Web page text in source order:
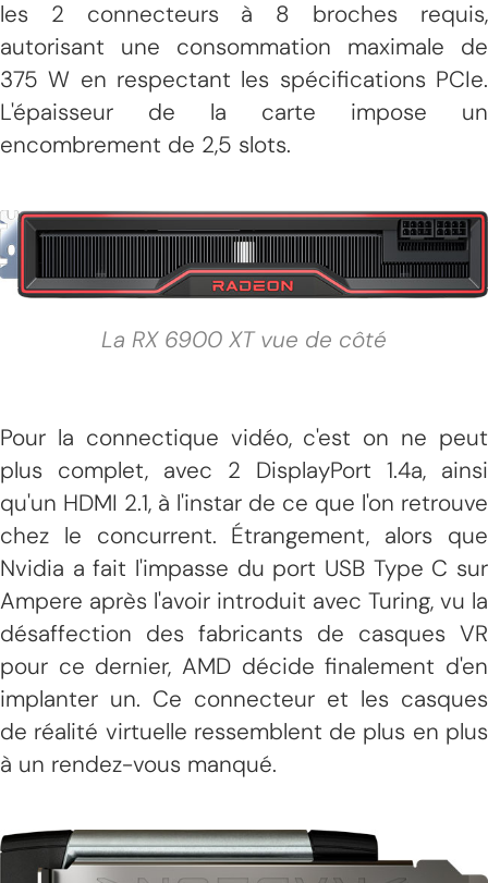
les 2 connecteurs à 8 broches requis,
autorisant une consommation maximale de
375 W en respectant les spécifications PCIe.
L'épaisseur de la carte impose un
encombrement de 2,5 slots.
La RX 6900 XT vue de côté
Pour la connectique vidéo, c'est on ne peut
plus complet, avec 2 DisplayPort 1.4a, ainsi
qu'un HDMI 2.1, à l'instar de ce que l'on retrouve
chez le concurrent. Étrangement, alors que
Nvidia a fait l'impasse du port USB Type C sur
Ampere après l'avoir introduit avec Turing, vu la
désaffection des fabricants de casques VR
pour ce dernier, AMD décide finalement d'en
implanter un. Ce connecteur et les casques
de réalité virtuelle ressemblent de plus en plus
à un rendez-vous manqué.